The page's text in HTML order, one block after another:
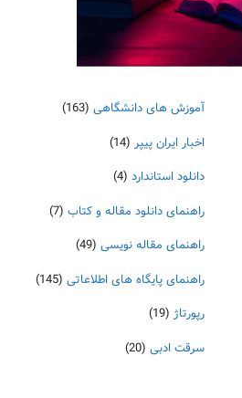
آموزش های دانشگاهی (163)
اخبار ایران پیپر (14)
دانلود استاندارد (4)
راهنمای دانلود مقاله و کتاب (7)
راهنمای مقاله نویسی (49)
راهنمای پایگاه های اطلاعاتی (145)
رپورتاژ (19)
سرقت ادبی (20)